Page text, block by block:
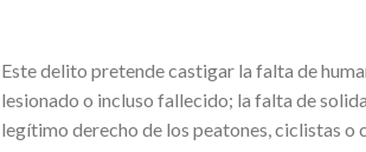
Este delito pretende castigar la falta de
lesionado o incluso fallecido; la falta de
legítimo derecho de los peatones, ciclistas o